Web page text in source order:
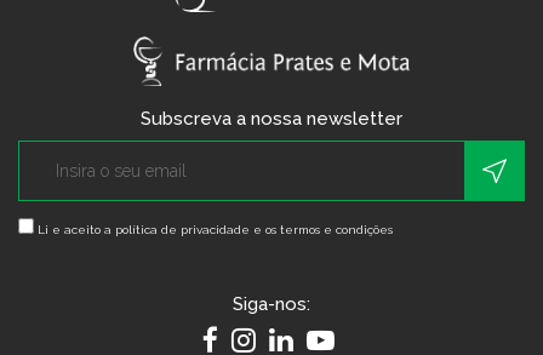
Subscreva a nossa newsletter
Li e aceito a política de privacidade e os termos e condições
Siga-nos: